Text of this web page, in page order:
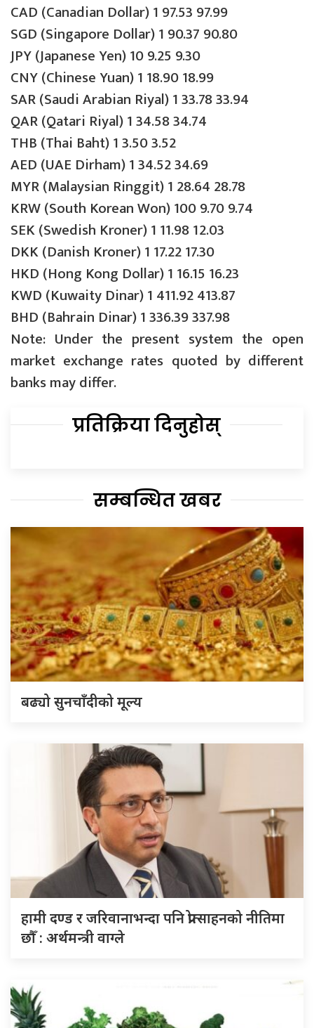
CAD (Canadian Dollar) 1 97.53 97.99
SGD (Singapore Dollar) 1 90.37 90.80
JPY (Japanese Yen) 10 9.25 9.30
CNY (Chinese Yuan) 1 18.90 18.99
SAR (Saudi Arabian Riyal) 1 33.78 33.94
QAR (Qatari Riyal) 1 34.58 34.74
THB (Thai Baht) 1 3.50 3.52
AED (UAE Dirham) 1 34.52 34.69
MYR (Malaysian Ringgit) 1 28.64 28.78
KRW (South Korean Won) 100 9.70 9.74
SEK (Swedish Kroner) 1 11.98 12.03
DKK (Danish Kroner) 1 17.22 17.30
HKD (Hong Kong Dollar) 1 16.15 16.23
KWD (Kuwaity Dinar) 1 411.92 413.87
BHD (Bahrain Dinar) 1 336.39 337.98
Note: Under the present system the open
market exchange rates quoted by different
banks may differ.
प्रतिक्रिया दिनुहोस्
सम्बन्धित खबर
बढ्यो सुनचाँदीको मूल्य
हामी दण्ड र जरिवानाभन्दा पनि प्रोत्साहनको नीतिमा
छौँ : अर्थमन्त्री वाग्ले